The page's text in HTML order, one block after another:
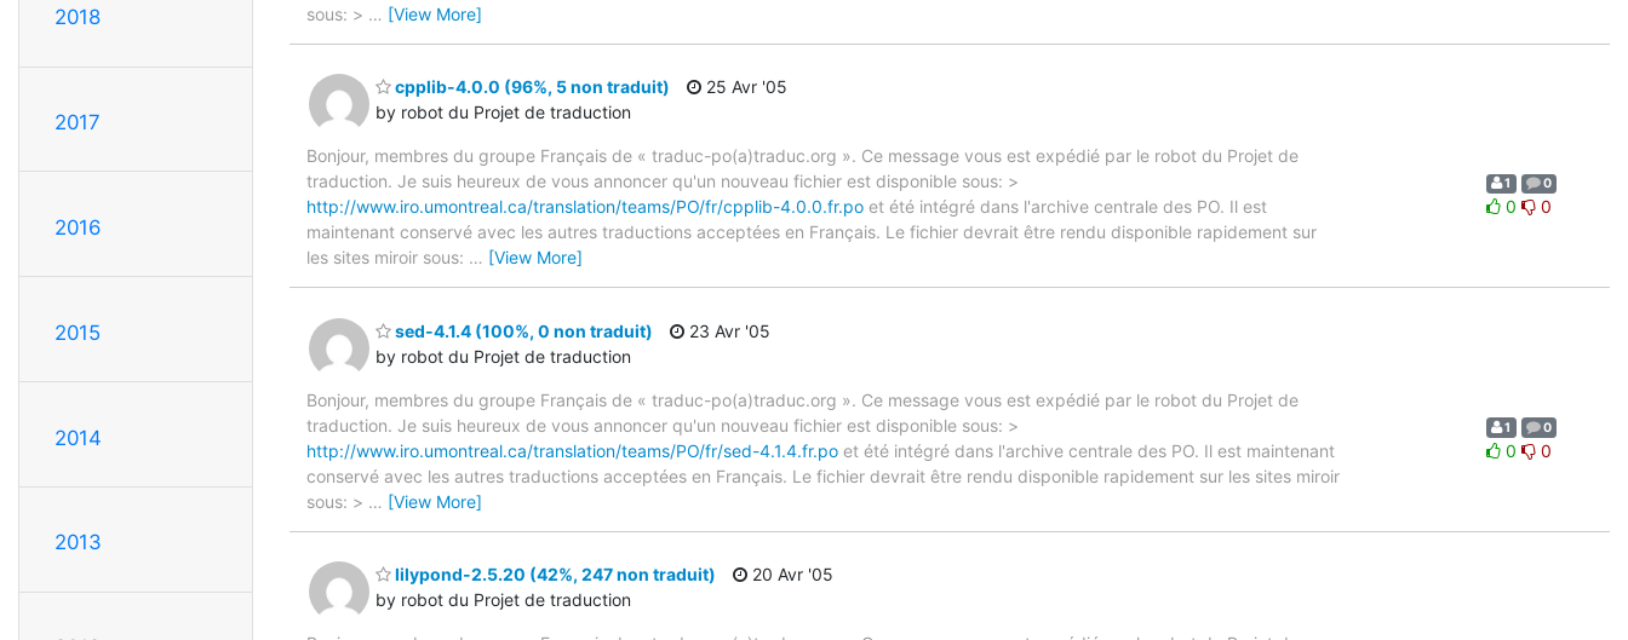
2018
2017
2016
2015
2014
2013
sous: > … [View More]
cpplib-4.0.0 (96%, 5 non traduit)
by robot du Projet de traduction
25 Avr '05
Bonjour, membres du groupe Français de « traduc-po(a)traduc.org ». Ce message vous est expédié par le robot du Projet de
traduction. Je suis heureux de vous annoncer qu'un nouveau fichier est disponible sous: >
http://www.iro.umontreal.ca/translation/teams/PO/fr/cpplib-4.0.0.fr.po et été intégré dans l'archive centrale des PO. Il est
maintenant conservé avec les autres traductions acceptées en Français. Le fichier devrait être rendu disponible rapidement sur
les sites miroir sous: … [View More]
1 0
0 0
sed-4.1.4 (100%, 0 non traduit)
by robot du Projet de traduction
23 Avr '05
Bonjour, membres du groupe Français de « traduc-po(a)traduc.org ». Ce message vous est expédié par le robot du Projet de
traduction. Je suis heureux de vous annoncer qu'un nouveau fichier est disponible sous: >
http://www.iro.umontreal.ca/translation/teams/PO/fr/sed-4.1.4.fr.po et été intégré dans l'archive centrale des PO. Il est maintenant
conservé avec les autres traductions acceptées en Français. Le fichier devrait être rendu disponible rapidement sur les sites miroir
sous: > … [View More]
1 0
0 0
lilypond-2.5.20 (42%, 247 non traduit)
by robot du Projet de traduction
20 Avr '05